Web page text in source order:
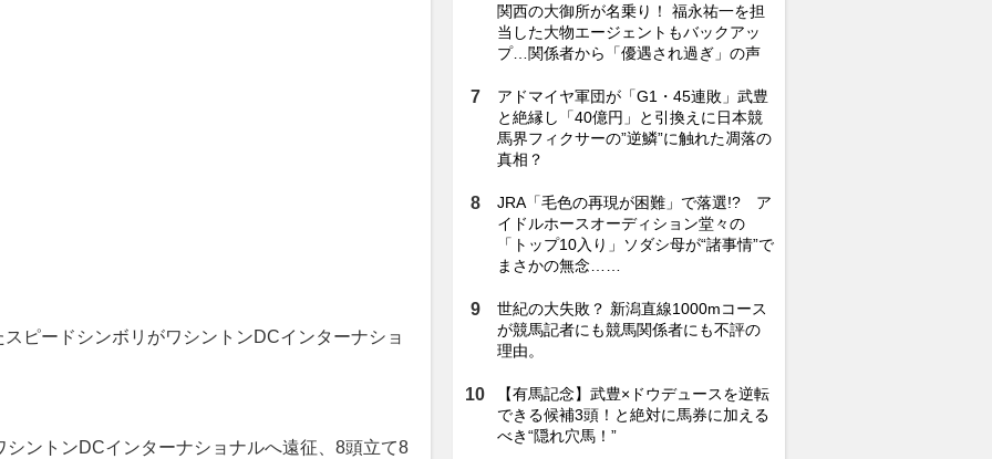
ピードシンボリがワシントンDCインターナショ
ントンDCインターナショナルへ遠征、8頭立て8
関西の大御所が名乗り！ 福永祐一を担
当した大物エージェントもバックアッ
プ…関係者から「優遇され過ぎ」の声
アドマイヤ軍団が「G1・45連敗」武豊
と絶縁し「40億円」と引換えに日本競
馬界フィクサーの”逆鱗”に触れた凋落の
真相？
JRA「毛色の再現が困難」で落選!? ア
イドルホースオーディション堂々の
「トップ10入り」ソダシ母が“諸事情”で
まさかの無念……
世紀の大失敗？ 新潟直線1000mコース
が競馬記者にも競馬関係者にも不評の
理由。
【有馬記念】武豊×ドウデュースを逆転
できる候補3頭！と絶対に馬券に加える
べき“隠れ穴馬！”